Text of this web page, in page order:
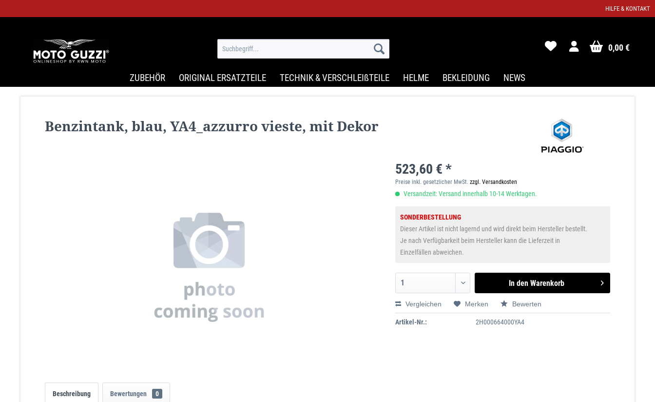
HILFE & KONTAKT
0,00 €
ZUBEHÖR ORIGINAL ERSATZTEILE TECHNIK & VERSCHLEIßTEILE HELME BEKLEIDUNG NEWS
Benzintank, blau, YA4_azzurro vieste, mit Dekor
523,60 € *
Preise inkl. gesetzlicher MwSt.zzgl. Versandkosten
Versandzeit: Versand innerhalb 10-14 Werktagen.
SONDERBESTELLUNG
Dieser Artikel ist nicht lagernd und wird direkt beim Hersteller bestellt.
Je nach Verfügbarkeit beim Hersteller kann die Lieferzeit in
Einzelfällen abweichen.
In den Warenkorb
Vergleichen Merken Bewerten
Artikel-Nr.: 2H000664000YA4
Beschreibung Bewertungen 0